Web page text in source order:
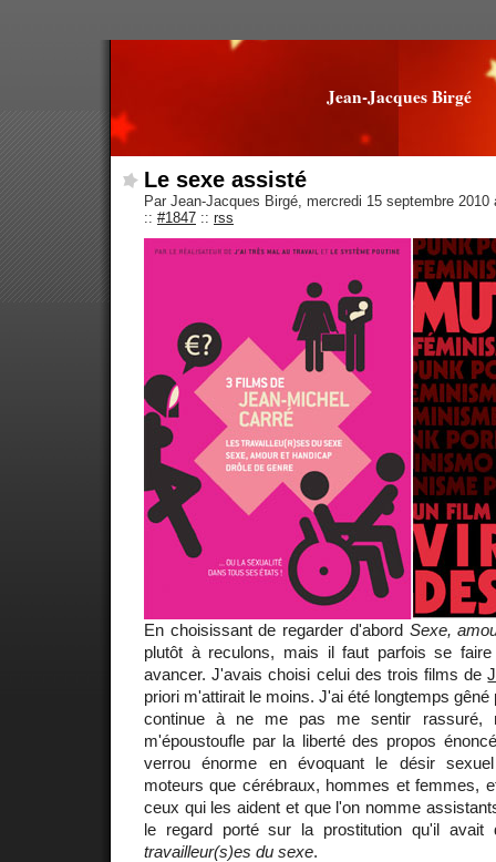
Jean-Jacques Birgé
Le sexe assisté
Par Jean-Jacques Birgé, mercredi 15 septembre
:: #1847 :: rss
En choisissant de regarder d'abord Sexe,
plutôt à reculons, mais il faut parfois se
avancer. J'avais choisi celui des trois films de
priori m'attirait le moins. J'ai été longtemps
continue à ne me pas me sentir
m'époustoufle par la liberté des propos
verrou énorme en évoquant le désir
moteurs que cérébraux, hommes et femmes,
ceux qui les aident et que l'on nomme
le regard porté sur la prostitution qu'il
travailleur(s)es du sexe.